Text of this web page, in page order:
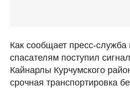
Как сообщает пресс-служба
спасателям поступил
Кайнарлы Курчумского
срочная транспортировка